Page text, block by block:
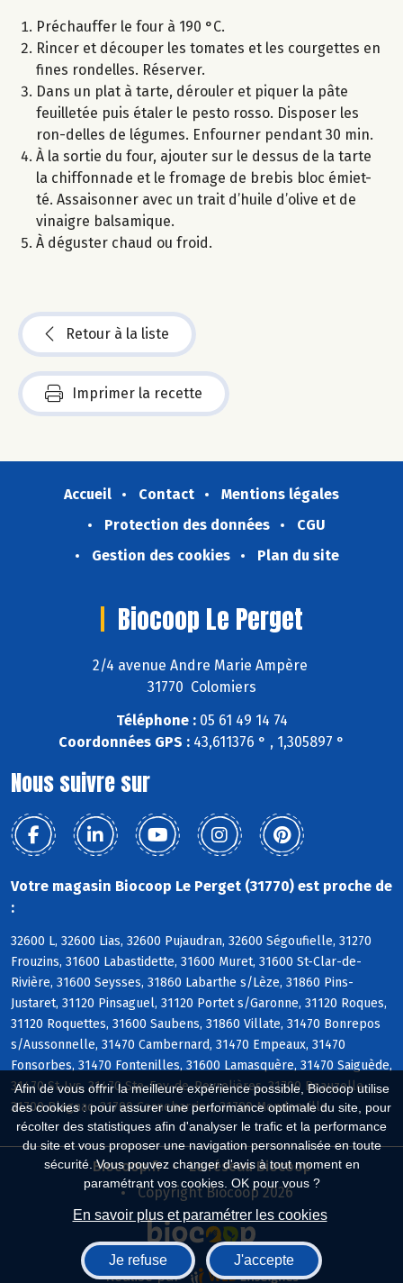
Afin de vous offrir la meilleure expérience possible, Biocoop utilise
des cookies : pour assurer une performance optimale du site, pour
récolter des statistiques afin d'analyser le trafic et la performance
du site et vous proposer une navigation personnalisée en toute
sécurité. Vous pouvez changer d'avis à tout moment en
paramétrant vos cookies. OK pour vous ?
En savoir plus et paramétrer les cookies
Je refuse J'accepte
Préchauffer le four à 190 °C.
Rincer et découper les tomates et les courgettes en
fines rondelles. Réserver.
Dans un plat à tarte, dérouler et piquer la pâte
feuilletée puis étaler le pesto rosso. Disposer les
ron-delles de légumes. Enfourner pendant 30 min.
À la sortie du four, ajouter sur le dessus de la tarte
la chiffonnade et le fromage de brebis bloc émiet-
té. Assaisonner avec un trait d’huile d’olive et de
vinaigre balsamique.
À déguster chaud ou froid.
Retour à la liste
Imprimer la recette
Accueil Contact
Mentions légales
Protection des données
CGU
Gestion des cookies
Plan du site
Biocoop Le Perget
2/4 avenue Andre Marie Ampère
31770 Colomiers
Téléphone :05 61 49 14 74
Coordonnées GPS : 43,611376 ° , 1,305897 °
Nous suivre sur
Votre magasin Biocoop Le Perget (31770) est proche de
:
32600 L, 32600 Lias, 32600 Pujaudran, 32600 Ségoufielle, 31270
Frouzins, 31600 Labastidette, 31600 Muret, 31600 St-Clar-de-
Rivière, 31600 Seysses, 31860 Labarthe s/Lèze, 31860 Pins-
Justaret, 31120 Pinsaguel, 31120 Portet s/Garonne, 31120 Roques,
31120 Roquettes, 31600 Saubens, 31860 Villate, 31470 Bonrepos
s/Aussonnelle, 31470 Cambernard, 31470 Empeaux, 31470
Fonsorbes, 31470 Fontenilles, 31600 Lamasquère, 31470 Saiguède,
31470 St-Lys, 31470 Ste-Foy-de-Peyrolières, 31700 Beauzelle,
31700 Blagnac, 31700 Cornebarrieu, 31700 Mondonville
Biocoop.fr
Le réseau Biocoop
Copyright Biocoop 2026
Réalisé par